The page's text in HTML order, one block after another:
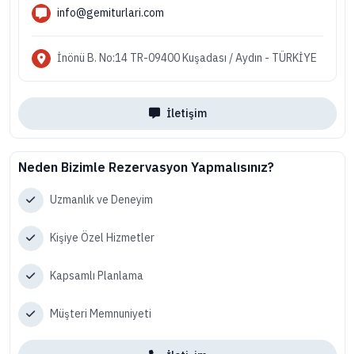
info@gemiturlari.com
İnönü B. No:14 TR-09400 Kuşadası / Aydın - TÜRKİYE
İletişim
Neden Bizimle Rezervasyon Yapmalısınız?
Uzmanlık ve Deneyim
Kişiye Özel Hizmetler
Kapsamlı Planlama
Müşteri Memnuniyeti